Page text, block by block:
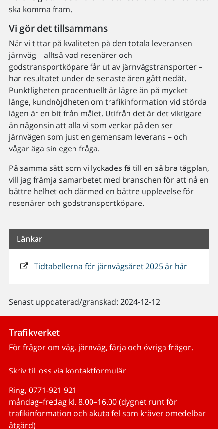
ska komma fram.
Vi gör det tillsammans
När vi tittar på kvaliteten på den totala leveransen
järnväg – alltså vad resenärer och
godstransportköpare får ut av järnvägstransporter –
har resultatet under de senaste åren gått nedåt.
Punktligheten procentuellt är lägre än på mycket
länge, kundnöjdheten om trafikinformation vid störda
lägen är en bit från målet. Utifrån det är det viktigare
än någonsin att alla vi som verkar på den ser
järnvägen som just en gemensam leverans – och
vågar äga sin egen fråga.
På samma sätt som vi lyckades få till en så bra tågplan,
vill jag främja samarbetet med branschen för att nå en
bättre helhet och därmed en bättre upplevelse för
resenärer och godstransportköpare.
Länkar
Tidtabellerna för järnvägsåret 2025 är här
Senast uppdaterad/granskad: 2024-12-12
Trafikverket
För frågor om väg, järnväg, färja och övriga frågor.
Skriv till oss via kontaktformulär
Ring, 0771-921 921
måndag–fredag kl. 8.00–16.00 (dygnet runt för
trafikinformation och akuta fel som kräver omedelbar
åtgärd)